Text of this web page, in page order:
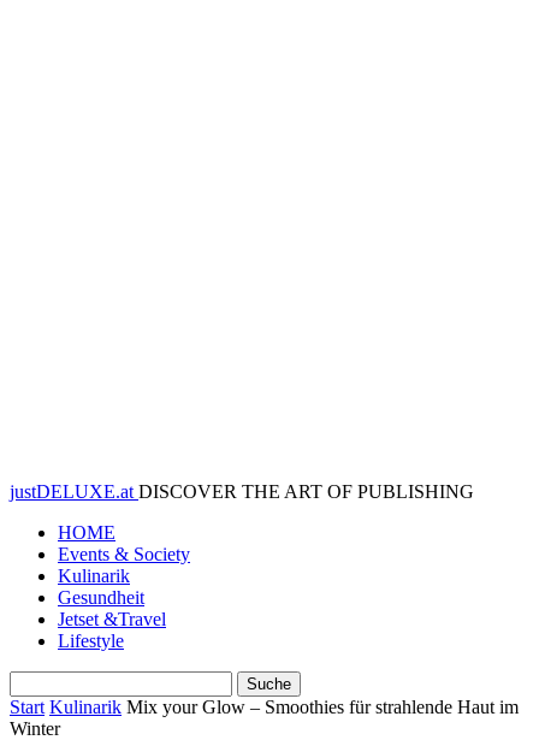
justDELUXE.at DISCOVER THE ART OF PUBLISHING
HOME
Events & Society
Kulinarik
Gesundheit
Jetset &Travel
Lifestyle
Start Kulinarik Mix your Glow – Smoothies für strahlende Haut im
Winter